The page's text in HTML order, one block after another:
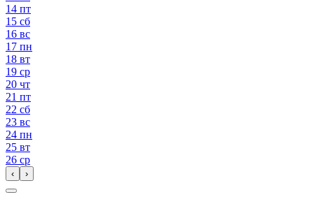
14 пт
15 сб
16 вс
17 пн
18 вт
19 ср
20 чт
21 пт
22 сб
23 вс
24 пн
25 вт
26 ср
‹ ›